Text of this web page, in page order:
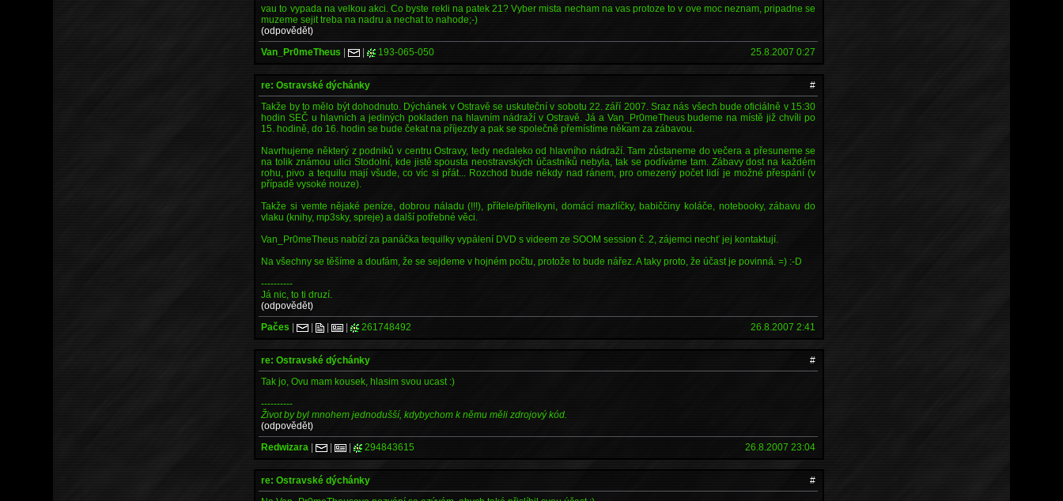
vau to vypada na velkou akci. Co byste rekli na patek 21? Vyber mista necham na vas protoze to v ove moc neznam, pripadne se
muzeme sejit treba na nadru a nechat to nahode;-)
(odpovědět)
Van_Pr0meTheus | | 193-065-050 25.8.2007 0:27
re: Ostravské dýchánky
#
Takže by to mělo být dohodnuto. Dýchánek v Ostravě se uskuteční v sobotu 22. září 2007. Sraz nás všech bude oficiálně v 15:30
hodin SEČ u hlavních a jediných pokladen na hlavním nádraží v Ostravě. Já a Van_Pr0meTheus budeme na místě již chvíli po
15. hodině, do 16. hodin se bude čekat na příjezdy a pak se společně přemístíme někam za zábavou.
Navrhujeme některý z podniků v centru Ostravy, tedy nedaleko od hlavního nádraží. Tam zůstaneme do večera a přesuneme se
na tolik známou ulici Stodolní, kde jistě spousta neostravských účastníků nebyla, tak se podíváme tam. Zábavy dost na každém
rohu, pivo a tequilu mají všude, co víc si přát... Rozchod bude někdy nad ránem, pro omezený počet lidí je možné přespání (v
případě vysoké nouze).
Takže si vemte nějaké peníze, dobrou náladu (!!!), přítele/přítelkyni, domácí mazlíčky, babiččiny koláče, notebooky, zábavu do
vlaku (knihy, mp3sky, spreje) a další potřebné věci.
Van_Pr0meTheus nabízí za panáčka tequilky vypálení DVD s videem ze SOOM session č. 2, zájemci nechť jej kontaktují.
Na všechny se těšíme a doufám, že se sejdeme v hojném počtu, protože to bude nářez. A taky proto, že účast je povinná. =) :-D
----------
Já nic, to ti druzí.
(odpovědět)
Pačes | | | | 261748492 26.8.2007 2:41
re: Ostravské dýchánky
#
Tak jo, Ovu mam kousek, hlasim svou ucast :)
----------
Život by byl mnohem jednodušší, kdybychom k němu měli zdrojový kód.
(odpovědět)
Redwizara | | | 294843615 26.8.2007 23:04
re: Ostravské dýchánky
#